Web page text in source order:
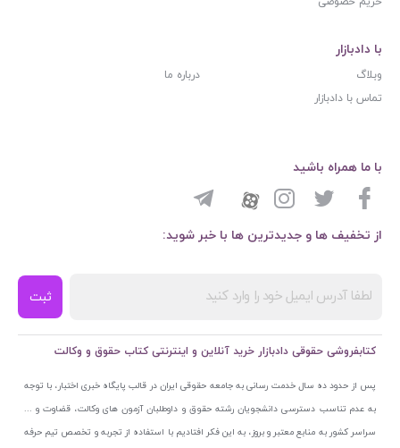
با دادبازار
وبلاگ
درباره ما
تماس با دادبازار
از تخفیف ها و جدیدترین ها با خبر شوید:
ثبت
با ما همراه باشید
کتابفروشی حقوقی دادبازار خرید آنلاین و اینترنتی کتاب حقوق و وکالت
پس از حدود ده سال خدمت رسانی به جامعه حقوقی ایران در قالب پایگاه خبری اختبار، با توجه
به عدم تناسب دسترسی دانشجویان رشته حقوق و داوطلبان آزمون های وکالت، قضاوت و ...
سراسر کشور به منابع معتبر و بروز، به این فکر افتادیم با استفاده از تجربه و تخصص تیم حرفه